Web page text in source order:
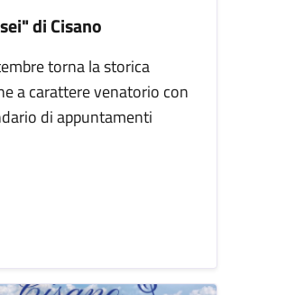
di Cisano
torna la storica
a carattere venatorio con
di appuntamenti